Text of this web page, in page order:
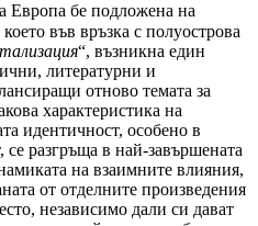
бе подложена на
във връзка с полуострова
“, възникна един
литературни и
отново темата за
характеристика на
идентичност, особено в
разгръща в най-завършената
на взаимните влияния,
от отделните произведения
независимо дали си дават